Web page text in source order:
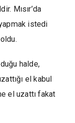
Mısır’da
yapmak istedi
halde,
el kabul
el uzattı fakat